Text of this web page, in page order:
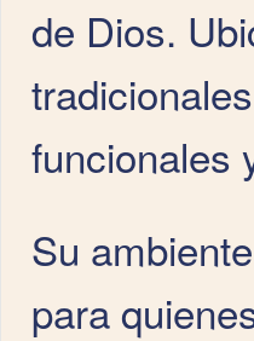
de Dios.
funcionales
Su
para